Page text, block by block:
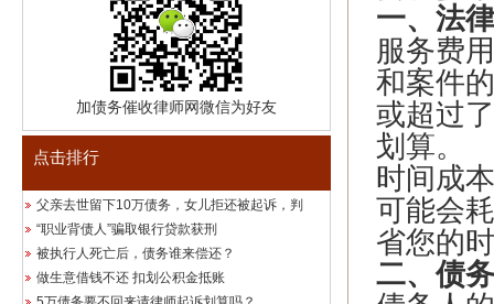
加债务催收律师网微信为好友
点击排行
父亲去世留下10万债务，女儿拒还被起诉，判
“职业背债人”骗取银行贷款获刑
被执行人死亡后，债务谁来偿还？
做生意借钱不还 扣划公积金抵账
一、法
服务费
和案件
或超过
划算。
时间成
可能会
省您的
二、债